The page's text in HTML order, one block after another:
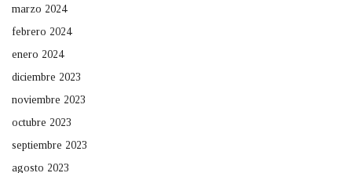
marzo 2024
febrero 2024
enero 2024
diciembre 2023
noviembre 2023
octubre 2023
septiembre 2023
agosto 2023